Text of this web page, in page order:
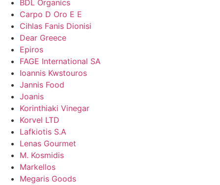
BDL Organics
Carpo D Oro E E
Cihlas Fanis Dionisi
Dear Greece
Epiros
FAGE International SA
Ioannis Kwstouros
Jannis Food
Joanis
Korinthiaki Vinegar
Korvel LTD
Lafkiotis S.A
Lenas Gourmet
M. Kosmidis
Markellos
Megaris Goods